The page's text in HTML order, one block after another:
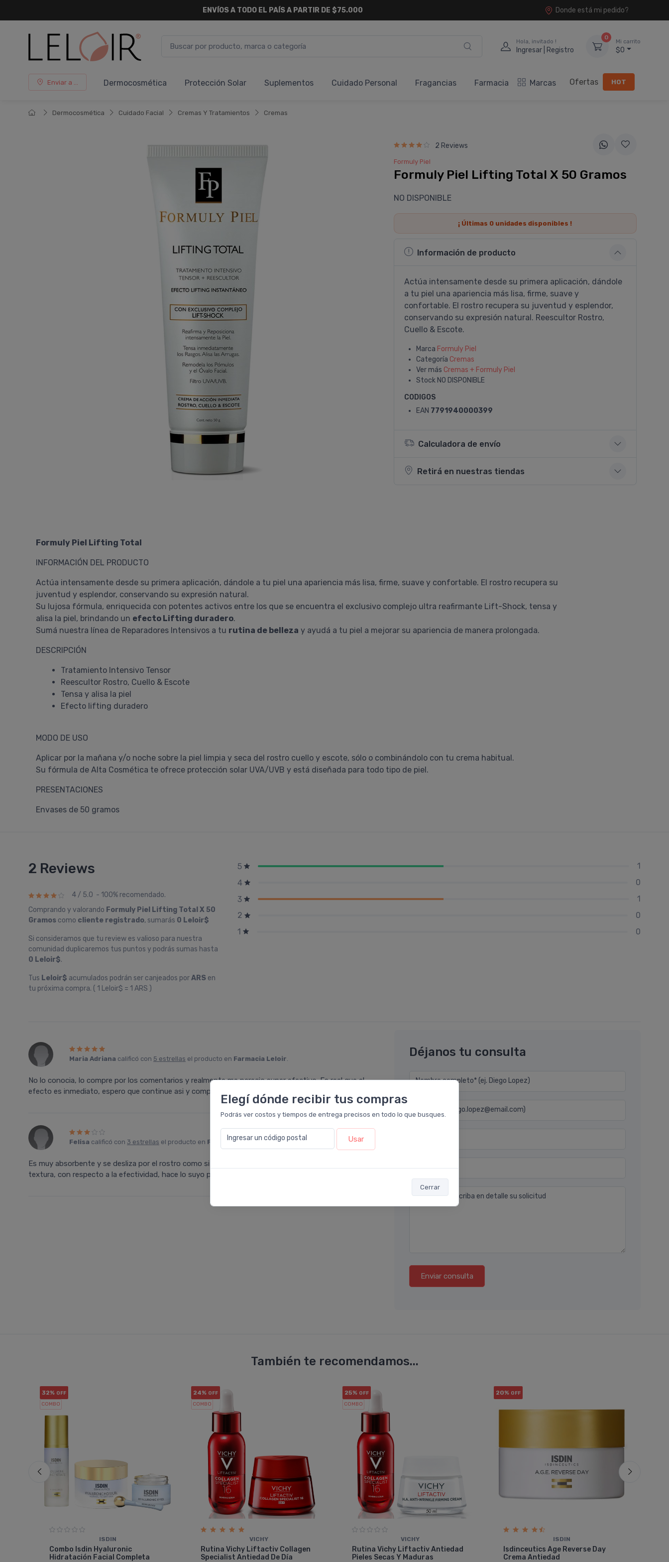
Elegí dónde recibir tus compras
Podrás ver costos y tiempos de entrega precisos en todo lo que busques.
Ingresar un código postal Usar
Cerrar
ENVÍOS A TODO EL PAÍS A PARTIR DE $75.000 Donde está mi pedido?
Hola, invitado !
Ingresar | Registro
0
Mi carrito
$0
Enviar a ... Dermocosmética Protección Solar Suplementos Cuidado Personal Fragancias Farmacia Marcas Ofertas HOT
Dermocosmética Cuidado Facial Cremas Y Tratamientos Cremas
2 Reviews
Formuly Piel
Formuly Piel Lifting Total X 50 Gramos
NO DISPONIBLE
¡ Últimas 0 unidades disponibles !
Información de producto
Actúa intensamente desde su primera aplicación, dándole
a tu piel una apariencia más lisa, firme, suave y
confortable. El rostro recupera su juventud y esplendor,
conservando su expresión natural. Reescultor Rostro,
Cuello & Escote.
Marca Formuly Piel
Categoría Cremas
Ver más Cremas + Formuly Piel
Stock NO DISPONIBLE
CODIGOS
EAN 7791940000399
Calculadora de envío
Retirá en nuestras tiendas
Formuly Piel Lifting Total
INFORMACIÓN DEL PRODUCTO
Actúa intensamente desde su primera aplicación, dándole a tu piel una apariencia más lisa, firme, suave y confortable. El rostro recupera su
juventud y esplendor, conservando su expresión natural.
Su lujosa fórmula, enriquecida con potentes activos entre los que se encuentra el exclusivo complejo ultra reafirmante Lift-Shock, tensa y
alisa la piel, brindando un efecto Lifting duradero.
Sumá nuestra línea de Reparadores Intensivos a tu rutina de belleza y ayudá a tu piel a mejorar su apariencia de manera prolongada.
DESCRIPCIÓN
Tratamiento Intensivo Tensor
Reescultor Rostro, Cuello & Escote
Tensa y alisa la piel
Efecto lifting duradero
MODO DE USO
Aplicar por la mañana y/o noche sobre la piel limpia y seca del rostro cuello y escote, sólo o combinándolo con tu crema habitual.
Su fórmula de Alta Cosmética te ofrece protección solar UVA/UVB y está diseñada para todo tipo de piel.
PRESENTACIONES
Envases de 50 gramos
2 Reviews
4 / 5.0 - 100% recomendado.
Comprando y valorando Formuly Piel Lifting Total X 50
Gramos como cliente registrado, sumarás 0 Leloir$
Si consideramos que tu review es valioso para nuestra
comunidad duplicaremos tus puntos y podrás sumas hasta
0 Leloir$.
Tus Leloir$ acumulados podrán ser canjeados porARS en
tu próxima compra. ( 1 Leloir$ = 1 ARS )
5
1
4
0
3
1
2
0
1
0
Maria Adriana calificó con 5 estrellas el producto en Farmacia Leloir.
No lo conocia, lo compre por los comentarios y realmente me parecio super efectivo. Es real que el
efecto es inmediato, espero que continue asi y comprare un monton seguro!
Felisa calificó con 3 estrellas el producto en Farmacia Leloir .
Es muy absorbente y se desliza por el rostro como si fuera un gel, en ese sentido esta muy buena su
textura, con respecto a la efectividad, hace lo suyo pero no es mágico, vi una leve mejoría.
Déjanos tu consulta
Nombre completo* (ej. Diego Lopez)
Email* (ej. diego.lopez@email.com)
Ubicación
Por favor describa en detalle su solicitud
Enviar consulta
También te recomendamos...
32% OFF
COMBO
ISDIN
Combo Isdin Hyaluronic
Hidratación Facial Completa
24% OFF
COMBO
VICHY
Rutina Vichy Liftactiv Collagen
Specialist Antiedad De Día
25% OFF
COMBO
VICHY
Rutina Vichy Liftactiv Antiedad
Pieles Secas Y Maduras
20% OFF
ISDIN
Isdinceutics Age Reverse Day
Crema Antiedad